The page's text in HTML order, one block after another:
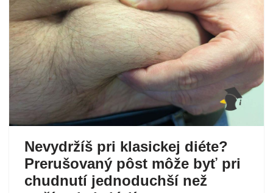
Nevydržíš pri klasickej diéte?
Prerušovaný pôst môže byť pri
chudnutí jednoduchší než